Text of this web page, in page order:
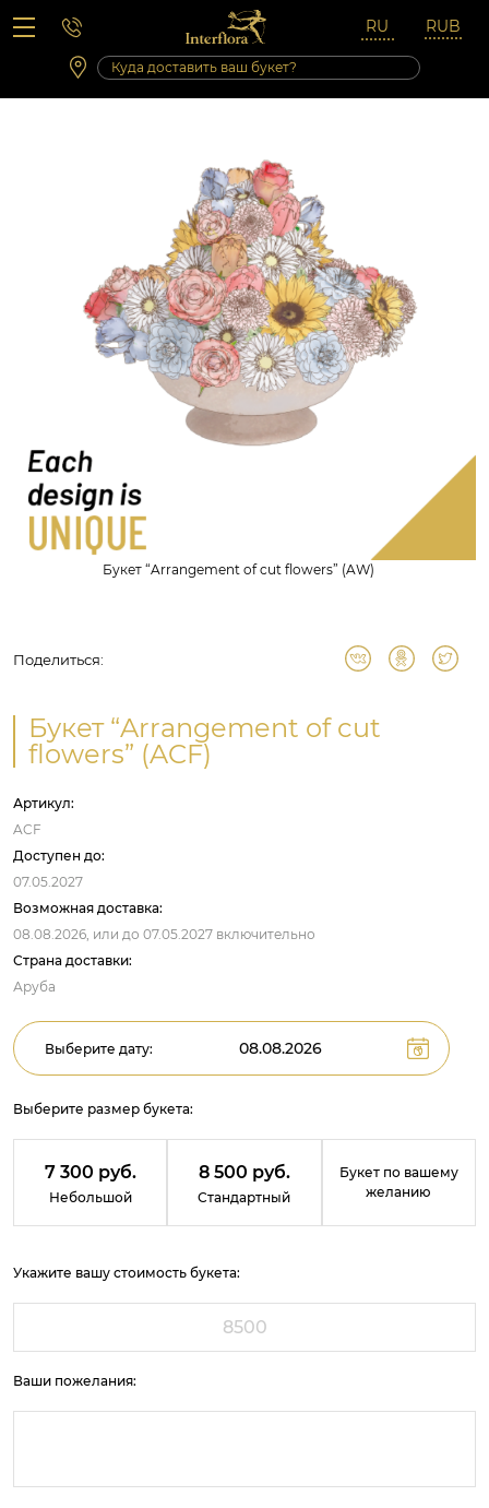
Вопросы-ответы
Сб 10:00 ‐ 14:00
Выходные и праздничные дни
Букет “Arrangement of cut flowers” (AW)
Поделиться:
Букет “Arrangement of cut
flowers” (ACF)
Артикул:
ACF
Доступен до:
07.05.2027
Возможная доставка:
08.08.2026, или до 07.05.2027 включительно
Страна доставки:
Аруба
Выберите дату:
Выберите размер букета:
7 300 руб.
Небольшой
8 500 руб.
Стандартный
Букет по вашему
желанию
Укажите вашу стоимость букета:
Ваши пожелания: